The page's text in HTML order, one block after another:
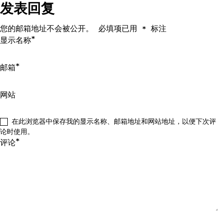
航
发表回复
您的邮箱地址不会被公开。 必填项已用 * 标注
评论*
显示名称*
邮箱*
网站
在此浏览器中保存我的显示名称、邮箱地址和网站地址，以便下次评
论时使用。